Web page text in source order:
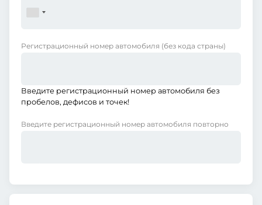
Регистрационный номер автомобиля (без кода страны)
Введите регистрационный номер автомобиля без
пробелов, дефисов и точек!
Введите регистрационный номер автомобиля повторно